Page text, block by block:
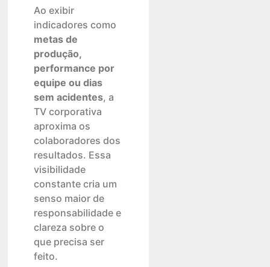
Ao exibir
indicadores como
metas de
produção,
performance por
equipe ou dias
sem acidentes, a
TV corporativa
aproxima os
colaboradores dos
resultados. Essa
visibilidade
constante cria um
senso maior de
responsabilidade e
clareza sobre o
que precisa ser
feito.